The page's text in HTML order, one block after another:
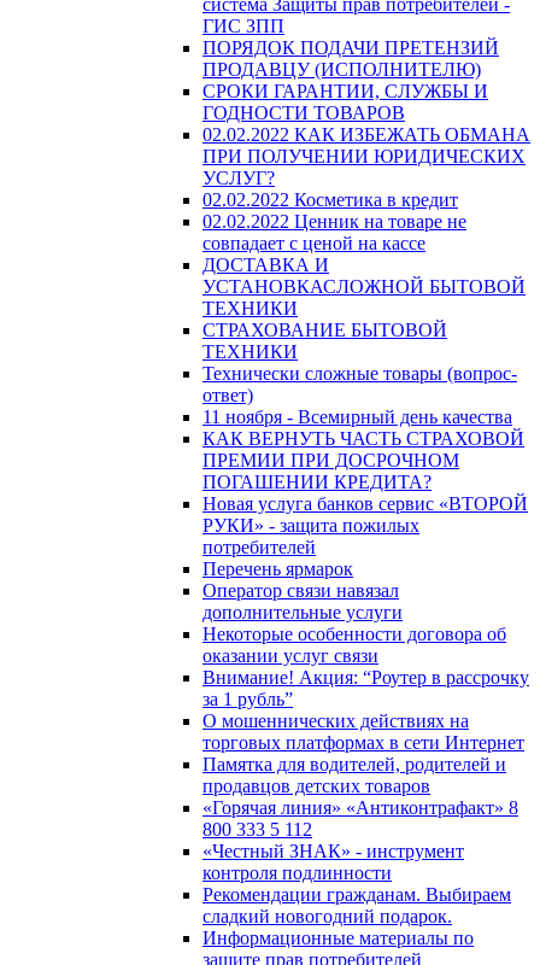
ГИС ЗПП
ПОРЯДОК ПОДАЧИ ПРЕТЕНЗИЙ
ПРОДАВЦУ (ИСПОЛНИТЕЛЮ)
СРОКИ ГАРАНТИИ, СЛУЖБЫ И
ГОДНОСТИ ТОВАРОВ
02.02.2022 КАК ИЗБЕЖАТЬ ОБМАНА
ПРИ ПОЛУЧЕНИИ ЮРИДИЧЕСКИХ
УСЛУГ?
02.02.2022 Косметика в кредит
02.02.2022 Ценник на товаре не
совпадает с ценой на кассе
ДОСТАВКА И
УСТАНОВКАСЛОЖНОЙ БЫТОВОЙ
ТЕХНИКИ
СТРАХОВАНИЕ БЫТОВОЙ
ТЕХНИКИ
Технически сложные товары (вопрос-
ответ)
11 ноября - Всемирный день качества
КАК ВЕРНУТЬ ЧАСТЬ СТРАХОВОЙ
ПРЕМИИ ПРИ ДОСРОЧНОМ
ПОГАШЕНИИ КРЕДИТА?
Новая услуга банков сервис «ВТОРОЙ
РУКИ» - защита пожилых
потребителей
Перечень ярмарок
Оператор связи навязал
дополнительные услуги
Некоторые особенности договора об
оказании услуг связи
Внимание! Акция: “Роутер в рассрочку
за 1 рубль”
О мошеннических действиях на
торговых платформах в сети Интернет
Памятка для водителей, родителей и
продавцов детских товаров
«Горячая линия» «Антиконтрафакт» 8
800 333 5 112
«Честный ЗНАК» - инструмент
контроля подлинности
Рекомендации гражданам. Выбираем
сладкий новогодний подарок.
Информационные материалы по
защите прав потребителей